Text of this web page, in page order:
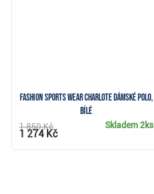
Fashion Sports Wear Charlote dámské polo,
bílé
Skladem2ks
1 850 Kč
1 274 Kč